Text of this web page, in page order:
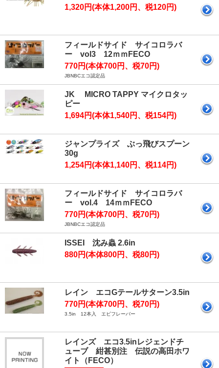
1,320円(本体1,200円、税120円)
フィールドサイド サイコロラバ
ー vol3 12ｍｍFECO
770円(本体700円、税70円)
JBNBCエコ認定品
JK MICRO TAPPY マイクロタッ
ピー
1,694円(本体1,540円、税154円)
ジャンプライズ ぶっ飛びスプーン
30g
1,254円(本体1,140円、税114円)
フィールドサイド サイコロラバ
ー vol.4 14ｍｍFECO
770円(本体700円、税70円)
JBNBCエコ認定品
ISSEI 沈み蟲 2.6in
880円(本体800円、税80円)
レイン エコGテールサターン3.5in
770円(本体700円、税70円)
3.5in 12本入 エビフレーバー
レインズ エコ3.5inレジェンドチ
ューブ 紺甚別注 伝説の高田ホワ
イト（FECO）